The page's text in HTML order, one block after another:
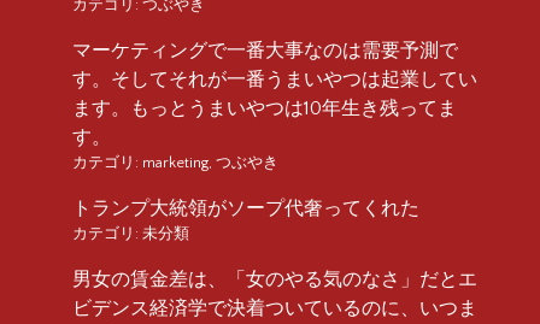
カテゴリ: つぶやき
マーケティングで一番大事なのは需要予測で
す。そしてそれが一番うまいやつは起業してい
ます。もっとうまいやつは10年生き残ってま
す。
カテゴリ: marketing つぶやき
トランプ大統領がソープ代奢ってくれた
カテゴリ: 未分類
男女の賃金差は、「女のやる気のなさ」だとエ
ビデンス経済学で決着ついているのに、いつま